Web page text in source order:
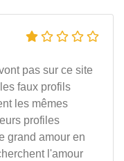
pas sur ce site
faux profils
les mêmes
profiles
grand amour en
l'amour